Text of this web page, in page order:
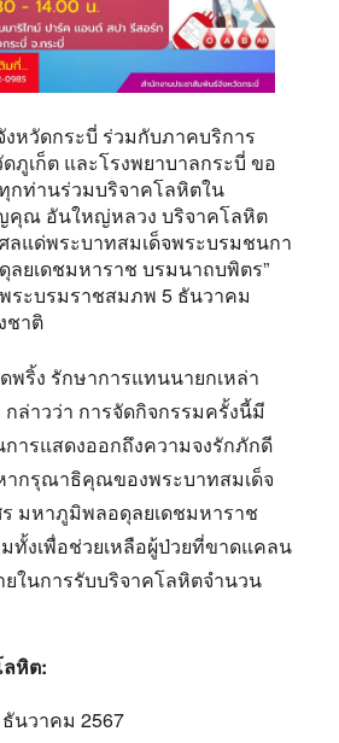
หวัดกระบี่ ร่วมกับภาคบริการ
ภูเก็ต และโรงพยาบาลกระบี่ ขอ
กท่านร่วมบริจาคโลหิตใน
คุณ อันใหญ่หลวง บริจาคโลหิต
ลแด่พระบาทสมเด็จพระบรมชนกา
ลยเดชมหาราช บรมนาถบพิตร”
ระบรมราชสมภพ 5 ธันวาคม
ชาติ
พริ้ง รักษาการแทนนายกเหล่า
กล่าวว่า การจัดกิจกรรมครั้งนี้มี
การแสดงออกถึงความจงรักภักดี
ากรุณาธิคุณของพระบาทสมเด็จ
มหาภูมิพลอดุลยเดชมหาราช
ทั้งเพื่อช่วยเหลือผู้ป่วยที่ขาดแคลน
ในการรับบริจาคโลหิตจำนวน
หิต:
นวาคม 2567